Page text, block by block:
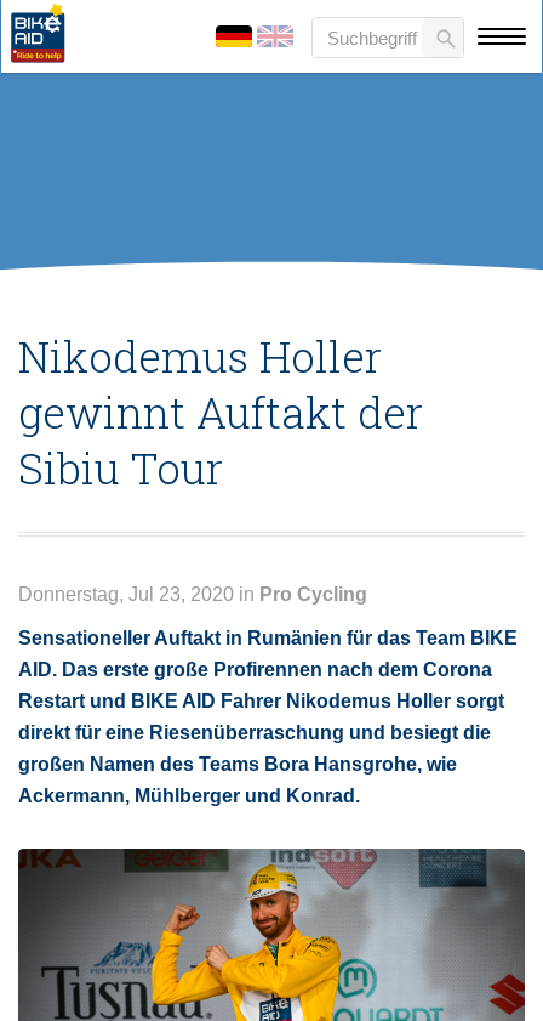
Nikodemus Holler
gewinnt Auftakt der
Sibiu Tour
Donnerstag, Jul 23, 2020 in Pro Cycling
Sensationeller Auftakt in Rumänien für das Team BIKE
AID. Das erste große Profirennen nach dem Corona
Restart und BIKE AID Fahrer Nikodemus Holler sorgt
direkt für eine Riesenüberraschung und besiegt die
großen Namen des Teams Bora Hansgrohe, wie
Ackermann, Mühlberger und Konrad.